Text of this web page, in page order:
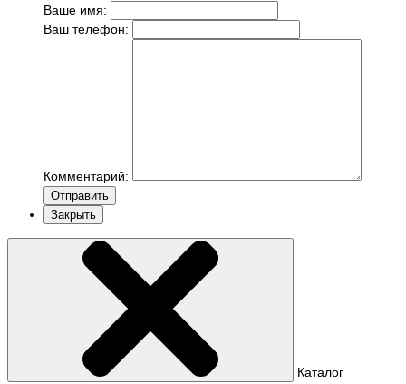
Ваше имя:
Ваш телефон:
Комментарий:
Отправить
Закрыть
Каталог